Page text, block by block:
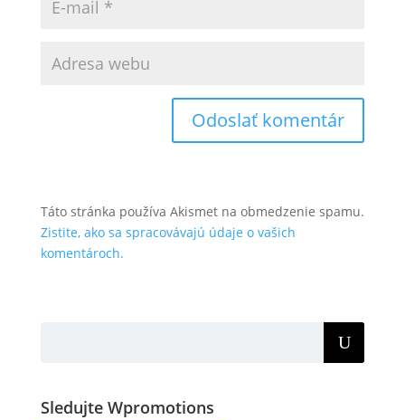
Táto stránka používa Akismet na obmedzenie spamu.
Zistite, ako sa spracovávajú údaje o vašich
komentároch.
Sledujte Wpromotions